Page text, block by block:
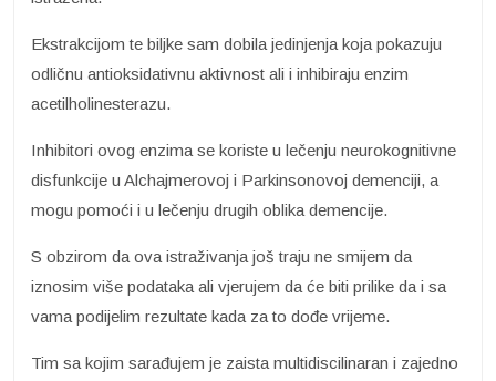
Ekstrakcijom te biljke sam dobila jedinjenja koja pokazuju
odličnu antioksidativnu aktivnost ali i inhibiraju enzim
acetilholinesterazu.
Inhibitori ovog enzima se koriste u lečenju neurokognitivne
disfunkcije u Alchajmerovoj i Parkinsonovoj demenciji, a
mogu pomoći i u lečenju drugih oblika demencije.
S obzirom da ova istraživanja još traju ne smijem da
iznosim više podataka ali vjerujem da će biti prilike da i sa
vama podijelim rezultate kada za to dođe vrijeme.
Tim sa kojim sarađujem je zaista multidiscilinaran i zajedno